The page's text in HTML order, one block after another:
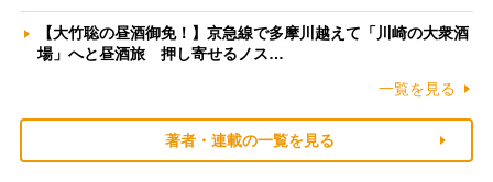
【大竹聡の昼酒御免！】京急線で多摩川越えて「川崎の大衆酒
場」へと昼酒旅 押し寄せるノス…
一覧を見る
著者・連載の一覧を見る